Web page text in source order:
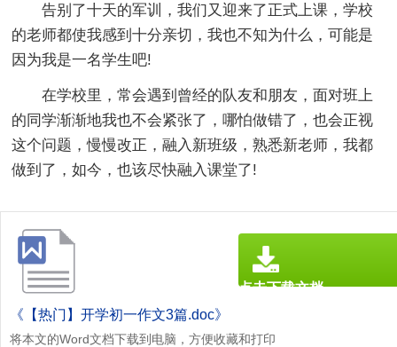
告别了十天的军训，我们又迎来了正式上课，学校
的老师都使我感到十分亲切，我也不知为什么，可能是
因为我是一名学生吧!
在学校里，常会遇到曾经的队友和朋友，面对班上
的同学渐渐地我也不会紧张了，哪怕做错了，也会正视
这个问题，慢慢改正，融入新班级，熟悉新老师，我都
做到了，如今，也该尽快融入课堂了!
《【热门】开学初一作文3篇.doc》
将本文的Word文档下载到电脑，方便收藏和打印
点击下载文档